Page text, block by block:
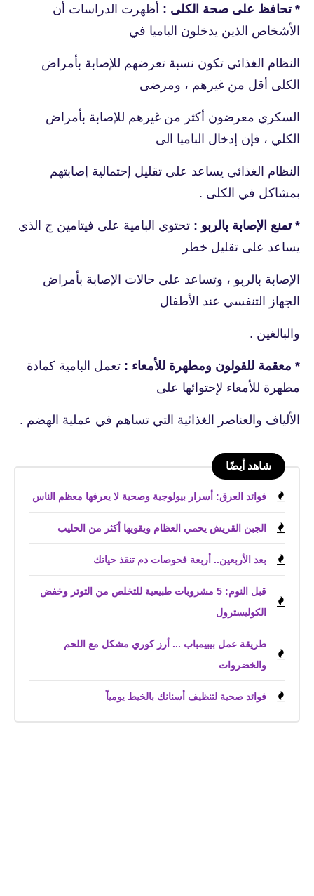
* تحافظ على صحة الكلى : أظهرت الدراسات أن
الأشخاص الذين يدخلون الباميا في
النظام الغذائي تكون نسبة تعرضهم للإصابة بأمراض
الكلى أقل من غيرهم ، ومرضى
السكري معرضون أكثر من غيرهم للإصابة بأمراض
الكلي ، فإن إدخال الباميا الى
النظام الغذائي يساعد على تقليل إحتمالية إصابتهم
بمشاكل في الكلى .
* تمنع الإصابة بالربو : تحتوي البامية على فيتامين ج الذي
يساعد على تقليل خطر
الإصابة بالربو ، وتساعد على حالات الإصابة بأمراض
الجهاز التنفسي عند الأطفال
والبالغين .
* معقمة للقولون ومطهرة للأمعاء : تعمل البامية كمادة
مطهرة للأمعاء لإحتوائها على
الألياف والعناصر الغذائية التي تساهم في عملية الهضم .
شاهد أيضًا
فوائد العرق: أسرار بيولوجية وصحية لا يعرفها معظم الناس
الجبن القريش يحمي العظام ويقويها أكثر من الحليب
بعد الأربعين.. أربعة فحوصات دم تنقذ حياتك
قبل النوم: 5 مشروبات طبيعية للتخلص من التوتر وخفض
الكوليسترول
طريقة عمل بيبيمباب ... أرز كوري مشكل مع اللحم
والخضروات
فوائد صحية لتنظيف أسنانك بالخيط يومياً